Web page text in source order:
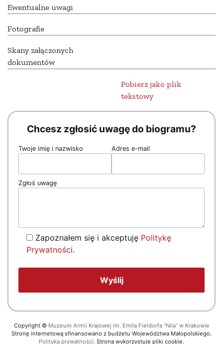
Ewentualne uwagi
Fotografie
Skany załączonych
dokumentów
Pobierz jako plik
tekstowy
Chcesz zgłosić uwagę do biogramu?
Twoje imię i nazwisko Adres e-mail
Zgłoś uwagę
Zapoznałem się i akceptuję Politykę
Prywatności.
Copyright © Muzeum Armii Krajowej im. Emila Fieldorfa “Nila” w Krakowie
Stronę internetową sfinansowano z budżetu Województwa Małopolskiego.
Polityka prywatności. Strona wykorzystuje pliki cookie.